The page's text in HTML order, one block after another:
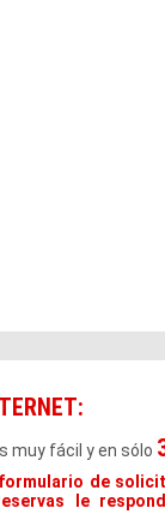
muy fácil y en sólo
de
le